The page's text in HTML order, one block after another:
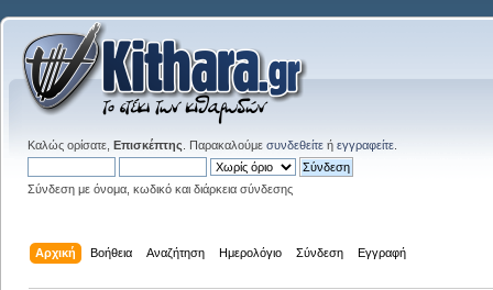
Καλώς ορίσατε, Επισκέπτης . Παρακαλούμε συνδεθείτε ή εγγραφείτε
Σύνδεση με όνομα, κωδικό και διάρκεια σύνδεσης
Αρχική Βοήθεια Αναζήτηση Ημερολόγιο Σύνδεση Εγγραφή